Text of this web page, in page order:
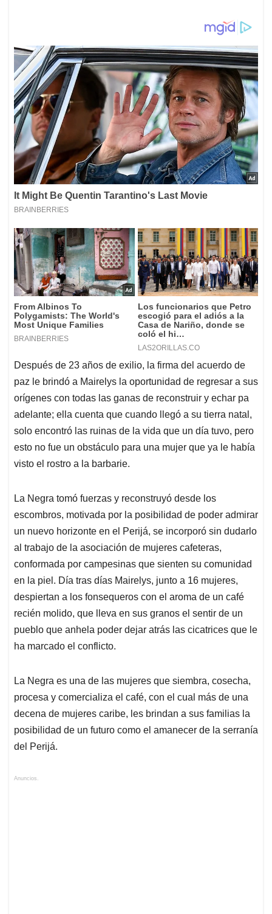
Después de 23 años de exilio, la firma del acuerdo de
paz le brindó a Mairelys la oportunidad de regresar a sus
orígenes con todas las ganas de reconstruir y echar pa
adelante; ella cuenta que cuando llegó a su tierra natal,
solo encontró las ruinas de la vida que un día tuvo, pero
esto no fue un obstáculo para una mujer que ya le había
visto el rostro a la barbarie.
La Negra tomó fuerzas y reconstruyó desde los
escombros, motivada por la posibilidad de poder admirar
un nuevo horizonte en el Perijá, se incorporó sin dudarlo
al trabajo de la asociación de mujeres cafeteras,
conformada por campesinas que sienten su comunidad
en la piel. Día tras días Mairelys, junto a 16 mujeres,
despiertan a los fonsequeros con el aroma de un café
recién molido, que lleva en sus granos el sentir de un
pueblo que anhela poder dejar atrás las cicatrices que le
ha marcado el conflicto.
La Negra es una de las mujeres que siembra, cosecha,
procesa y comercializa el café, con el cual más de una
decena de mujeres caribe, les brindan a sus familias la
posibilidad de un futuro como el amanecer de la serranía
del Perijá.
Anuncios.